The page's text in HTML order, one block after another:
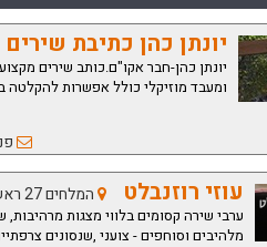
יונתן כהן כתיבת שירים
יונתן כהן-חבר אקו"ם.כותב שירים
ומעבד מוזיקלי כולל אפשרות להקלטה
עוזי רוזנבלט המלחים 27 ראשון לציו
ערבי שירה קסומים בלווי מצגות
מלהיבים וסוחפים - צועני ,שנסונים